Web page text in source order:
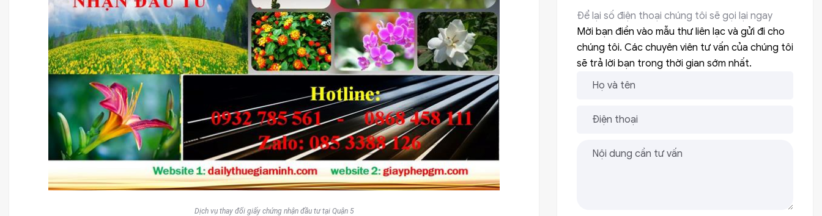
Dịch vụ thay đổi giấy chứng nhận đầu tư tại Quận 5
Để lại số điện thoại chúng tôi sẽ gọi lại ngay
Mời bạn điền vào mẫu thư liên lạc và gửi đi cho
chúng tôi. Các chuyên viên tư vấn của chúng tôi
sẽ trả lời bạn trong thời gian sớm nhất.